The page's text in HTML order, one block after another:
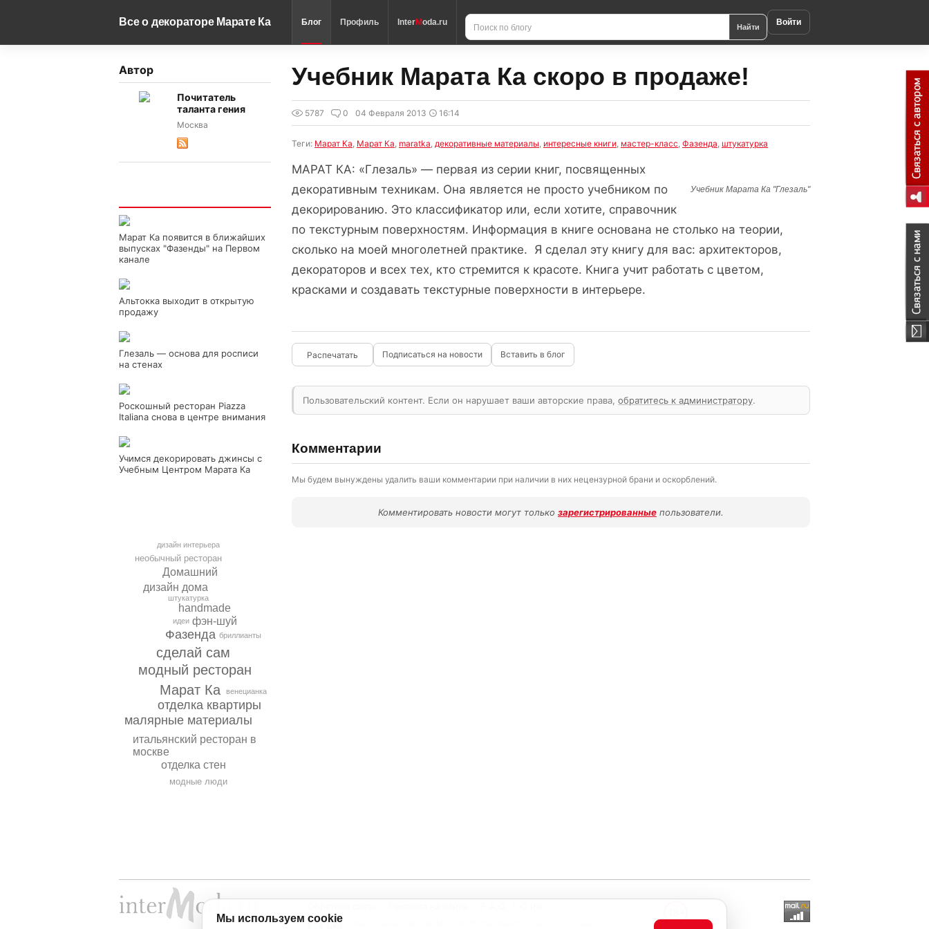
Все о декораторе Марате Ка Блог Профиль InterModa.ru Найти Войти
Автор
Почитатель
таланта гения
Москва
Марат Ка появится в ближайших
выпусках "Фазенды" на Первом
канале
Альтокка выходит в открытую
продажу
Глезаль — основа для росписи
на стенах
Роскошный ресторан Piazza
Italiana снова в центре внимания
Учимся декорировать джинсы с
Учебным Центром Марата Ка
модный ресторан
сделай сам
Марат Ка
Фазенда
отделка квартиры
малярные материалы
фэн-шуй
итальянский ресторан в
москве
handmade
дизайн дома
Домашний
отделка стен
необычный ресторан
модные люди
идеи
венецианка
бриллианты
штукатурка
дизайн интерьера
Учебник Марата Ка скоро в продаже!
5787 0 04 Февраля 2013 16:14
Теги: Марат Ка, Марат Ка, maratka, декоративные материалы, интересные книги, мастер-класс, Фазенда, штукатурка
Учебник Марата Ка "Глезаль"
МАРАТ КА: «Глезаль» — первая из серии книг, посвященных
декоративным техникам. Она является не просто учебником по
декорированию. Это классификатор или, если хотите, справочник
по текстурным поверхностям. Информация в книге основана не столько на теории,
сколько на моей многолетней практике. Я сделал эту книгу для вас: архитекторов,
декораторов и всех тех, кто стремится к красоте. Книга учит работать с цветом,
красками и создавать текстурные поверхности в интерьере.
Подписаться на новости Вставить в блог
Пользовательский контент. Если он нарушает ваши авторские права, обратитесь к администратору.
Комментарии
Мы будем вынуждены удалить ваши комментарии при наличии в них нецензурной брани и оскорблений.
Комментировать новости могут только зарегистрированные пользователи.
Мы используем cookie